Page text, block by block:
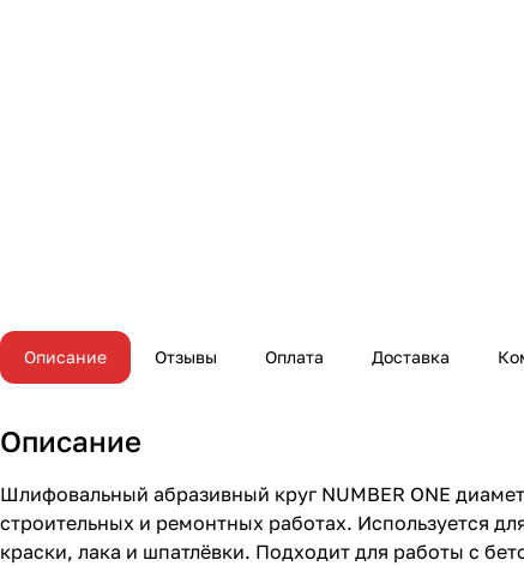
Описание Отзывы Оплата Доставка
Описание
Шлифовальный абразивный круг NUMBER ONE
строительных и ремонтных работах. Используется
краски, лака и шпатлёвки. Подходит для работы с